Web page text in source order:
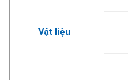
Vật liệu